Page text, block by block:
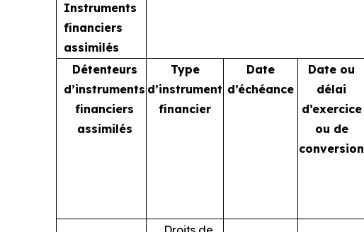
Instruments
financiers
assimilés
Détenteurs
d’instruments
financiers
assimilés
Type
d’instrument
financier
Date
d’échéance
Date ou
délai
d’exercice
ou de
conversion